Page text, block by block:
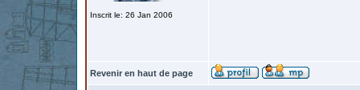
Inscrit le: 26 Jan 2006
Revenir en haut de page